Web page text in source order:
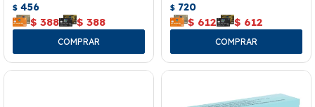
$ 456
$ 388 $ 388
$ 720
$ 612 $ 612